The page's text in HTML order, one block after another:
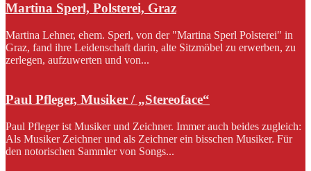
Martina Sperl, Polsterei, Graz
Martina Lehner, ehem. Sperl, von der "Martina Sperl Polsterei" in
Graz, fand ihre Leidenschaft darin, alte Sitzmöbel zu erwerben, zu
zerlegen, aufzuwerten und von...
Paul Pfleger, Musiker / „Stereoface“
Paul Pfleger ist Musiker und Zeichner. Immer auch beides zugleich:
Als Musiker Zeichner und als Zeichner ein bisschen Musiker. Für
den notorischen Sammler von Songs...